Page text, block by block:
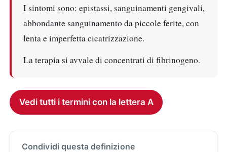
I sintomi sono: epistassi, sanguinamenti gengivali,
abbondante sanguinamento da piccole ferite, con
lenta e imperfetta cicatrizzazione.
La terapia si avvale di concentrati di fibrinogeno.
Vedi tutti i termini con la lettera A
Condividi questa definizione